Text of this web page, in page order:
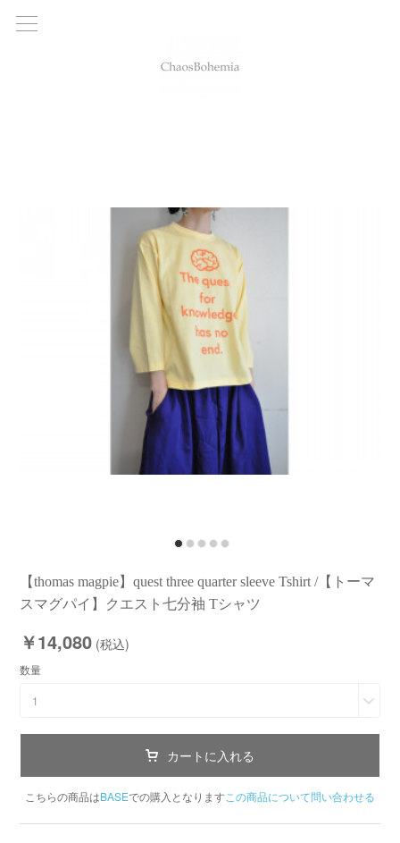
【thomas magpie】quest three quarter sleeve Tshirt /【トーマ
スマグパイ】クエスト七分袖 Tシャツ
￥14,080 (税込)
数量
1
カートに入れる
こちらの商品はBASEでの購入となります この商品について問い合わせる